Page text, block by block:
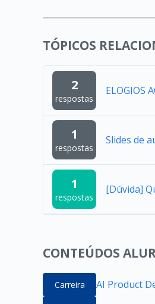
TÓPICOS
2
respostas
ELOGIOS
1
respostas
Slides de
1
respostas
[Dúvida]
CONTEÚDOS
Carreira AI Product